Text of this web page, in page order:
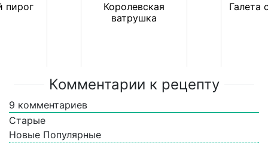
пирог
Королевская
ватрушка
Галета
Комментарии к рецепту
9 комментариев
Старые
Новые Популярные